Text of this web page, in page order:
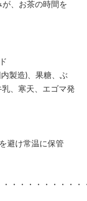
、お茶の時間を
造)、果糖、ぶ
、寒天、エゴマ発
け常温に保管
・・・・・・・・